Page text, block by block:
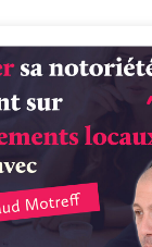
Que demander de
note et un avis
pour le faire
Merci pour votre
à l'action et
pleinement
bilan offert avec
pour réserver votre
silvy/